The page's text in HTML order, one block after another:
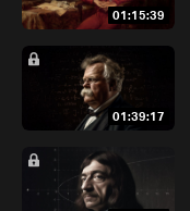
01:15:39
01:39:17